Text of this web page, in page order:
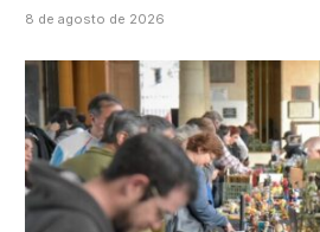
8 de agosto de 2026